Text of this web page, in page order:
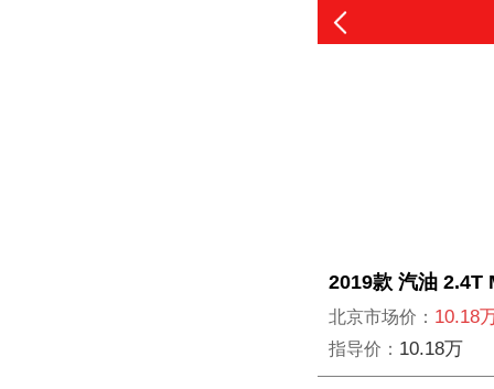
2019款 汽油 2.4T
北京市场价： 10.18
指导价： 10.18万